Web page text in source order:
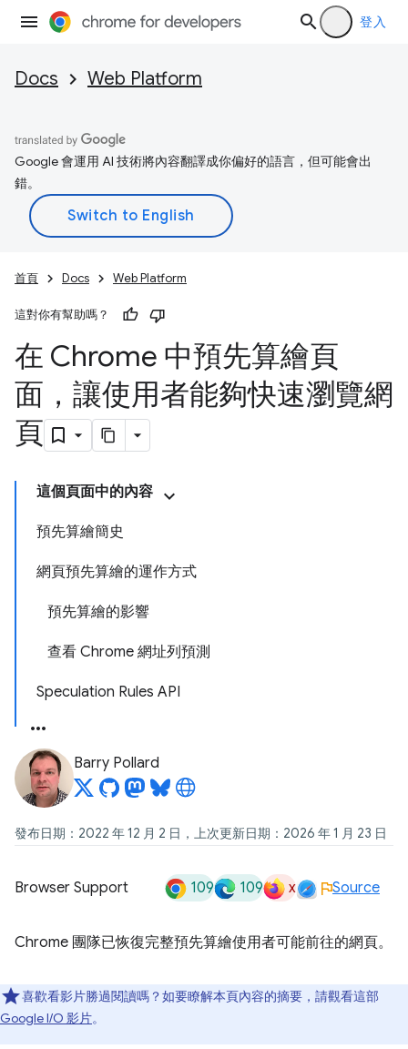
登入
Docs Web Platform
Google 會運用 AI 技術將內容翻譯成你偏好的語言，但可能會出
錯。
首頁 Docs Web Platform
這對你有幫助嗎？
在 Chrome 中預先算繪頁
面，讓使用者能夠快速瀏覽網
頁
這個頁面中的內容
預先算繪簡史
網頁預先算繪的運作方式
預先算繪的影響
查看 Chrome 網址列預測
Speculation Rules API
Barry Pollard
發布日期：2022 年 12 月 2 日，上次更新日期：2026 年 1 月 23 日
Browser Support 109 109 x Source
Chrome 團隊已恢復完整預先算繪使用者可能前往的網頁。
喜歡看影片勝過閱讀嗎？如要瞭解本頁內容的摘要，請觀看這部
Google I/O 影片。